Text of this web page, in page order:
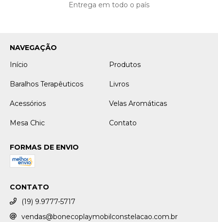
Entrega em todo o país
NAVEGAÇÃO
Início
Produtos
Baralhos Terapêuticos Livros
Acessórios Velas Aromáticas
Mesa Chic Contato
FORMAS DE ENVIO
CONTATO
(19) 9.9777-5717
vendas@bonecoplaymobilconstelacao.com.br